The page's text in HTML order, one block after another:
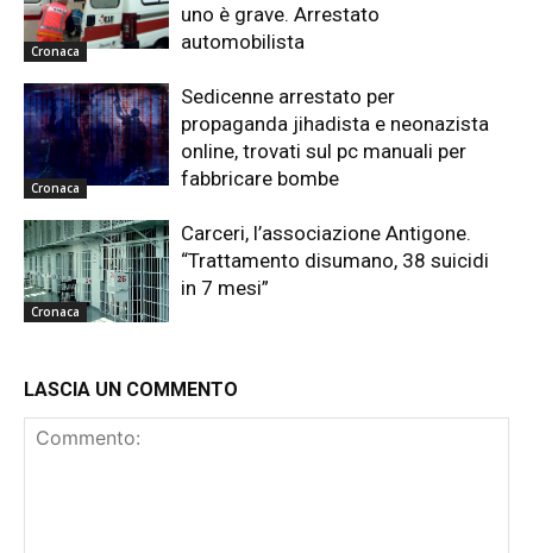
Cronaca
uno è grave. Arrestato
automobilista
Cronaca
Sedicenne arrestato per
propaganda jihadista e neonazista
online, trovati sul pc manuali per
fabbricare bombe
Cronaca
Carceri, l’associazione Antigone.
“Trattamento disumano, 38 suicidi
in 7 mesi”
LASCIA UN COMMENTO